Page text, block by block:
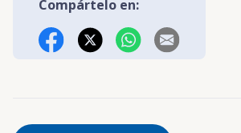
Compártelo en: